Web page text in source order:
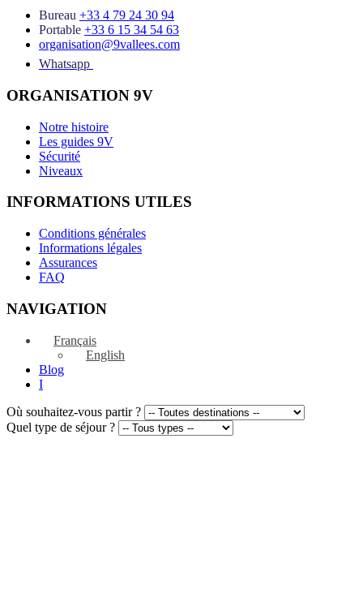
Bureau +33 4 79 24 30 94
Portable +33 6 15 34 54 63
organisation@9vallees.com
Whatsapp
ORGANISATION 9V
Notre histoire
Les guides 9V
Sécurité
Niveaux
INFORMATIONS UTILES
Conditions générales
Informations légales
Assurances
FAQ
NAVIGATION
Français
English
Blog
I
Où souhaitez-vous partir ?
Quel type de séjour ?